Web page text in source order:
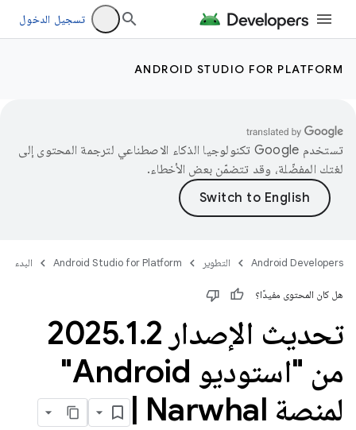
تسجيل الدخول
ANDROID STUDIO FOR PLATFORM
تستخدم Google تكنولوجيا الذكاء الاصطناعي لترجمة المحتوى إلى
لغتك المفضّلة، وقد تتضمّن بعض الأخطاء.
Android Developers التطوير Android Studio for Platform البدء
هل كان المحتوى مفيدًا؟
تحديث الإصدار 2025 .1.2
من "استوديو Android"
لمنصة Narwhal
|